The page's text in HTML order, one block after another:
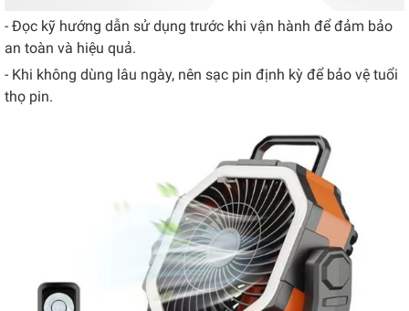
- Đọc kỹ hướng dẫn sử dụng trước khi vận hành để đảm bảo
an toàn và hiệu quả.
- Khi không dùng lâu ngày, nên sạc pin định kỳ để bảo vệ tuổi
thọ pin.